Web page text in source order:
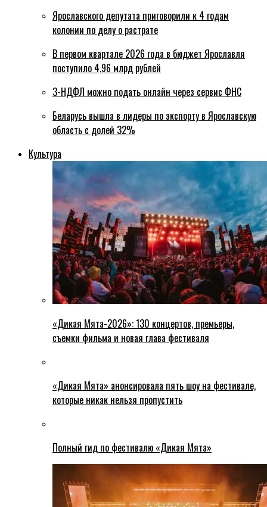
Ярославского депутата приговорили к 4 годам
колонии по делу о растрате
В первом квартале 2026 года в бюджет Ярославля
поступило 4,96 млрд рублей
3-НДФЛ можно подать онлайн через сервис ФНС
Беларусь вышла в лидеры по экспорту в Ярославскую
область с долей 32%
Культура
«Дикая Мята-2026»: 130 концертов, премьеры,
съемки фильма и новая глава фестиваля
«Дикая Мята» анонсировала пять шоу на фестивале,
которые никак нельзя пропустить
Полный гид по фестивалю «Дикая Мята»